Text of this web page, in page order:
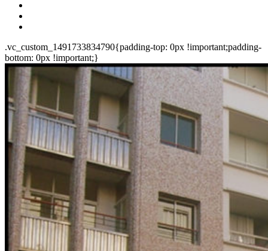
.vc_custom_1491733834790{padding-top: 0px !important;padding-
bottom: 0px !important;}